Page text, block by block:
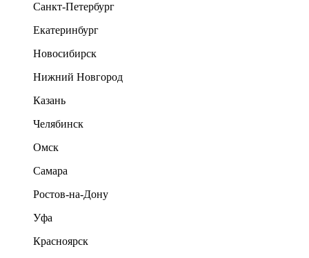
Санкт-Петербург
Екатеринбург
Новосибирск
Нижний Новгород
Казань
Челябинск
Омск
Самара
Ростов-на-Дону
Уфа
Красноярск